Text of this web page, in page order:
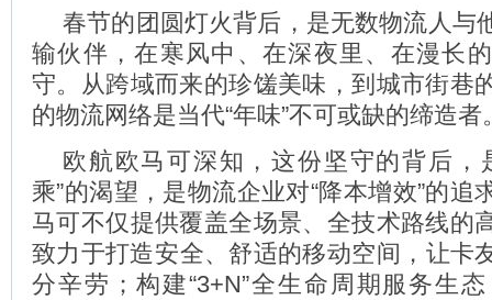
春节的团圆灯火背后，是无数物流人与
输伙伴，在寒风中、在深夜里、在漫长
守。从跨域而来的珍馐美味，到城市街巷
的物流网络是当代“年味”不可或缺的缔造者
欧航欧马可深知，这份坚守的背后，
乘”的渴望，是物流企业对“降本增效”的追
马可不仅提供覆盖全场景、全技术路线的
致力于打造‌安全、舒适的移动空间‌，让卡
分辛劳；构建‌“3+N”全生命周期服务生